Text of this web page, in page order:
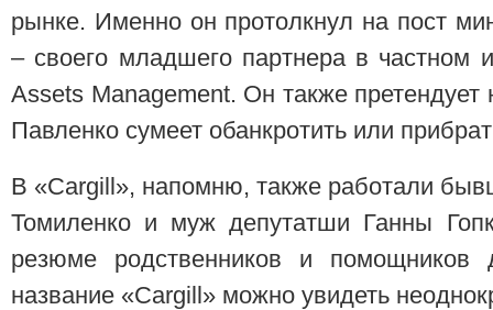
рынке. Именно он протолкнул на пост
– своего младшего партнера в частном
Assets Management. Он также претендует
Павленко сумеет обанкротить или
В «Cargill», напомню, также работали
Томиленко и муж депутатши Ганны
резюме родственников и помощников
название «Cargill» можно увидеть